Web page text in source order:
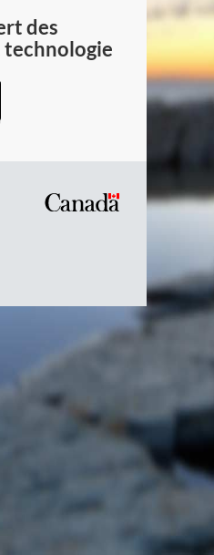
des
technologie
du